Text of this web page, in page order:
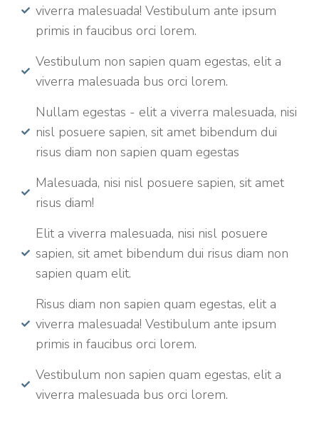
viverra malesuada! Vestibulum ante ipsum
primis in faucibus orci lorem.
Vestibulum non sapien quam egestas, elit a
viverra malesuada bus orci lorem.
Nullam egestas - elit a viverra malesuada, nisi
nisl posuere sapien, sit amet bibendum dui
risus diam non sapien quam egestas
Malesuada, nisi nisl posuere sapien, sit amet
risus diam!
Elit a viverra malesuada, nisi nisl posuere
sapien, sit amet bibendum dui risus diam non
sapien quam elit.
Risus diam non sapien quam egestas, elit a
viverra malesuada! Vestibulum ante ipsum
primis in faucibus orci lorem.
Vestibulum non sapien quam egestas, elit a
viverra malesuada bus orci lorem.